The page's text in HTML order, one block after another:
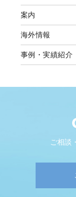
案内
海外情報
事例・実績紹介
ご相談